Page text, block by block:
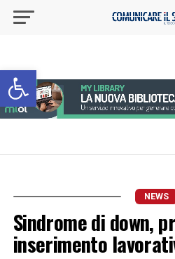
Apri la barra degli strumenti
NEWS
Sindrome di down,
inserimento